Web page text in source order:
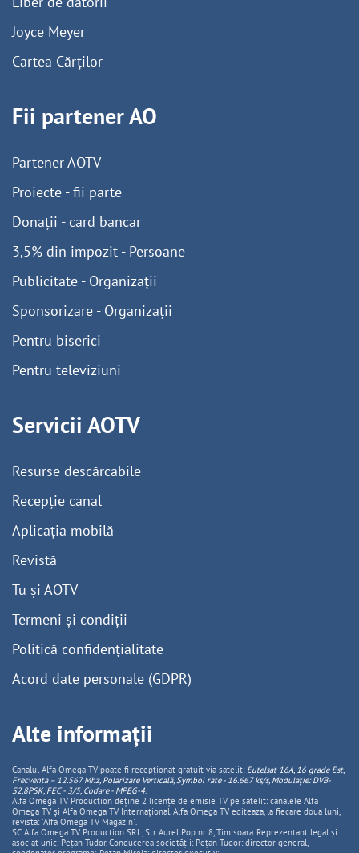
Joyce Meyer
Cartea Cărților
Fii partener AO
Partener AOTV
Proiecte - fii parte
Donații - card bancar
3,5% din impozit - Persoane
Publicitate - Organizații
Sponsorizare - Organizații
Pentru biserici
Pentru televiziuni
Servicii AOTV
Resurse descărcabile
Recepție canal
Aplicația mobilă
Revistă
Tu și AOTV
Termeni și condiții
Politică confidențialitate
Acord date personale (GDPR)
Alte informații
Canalul Alfa Omega TV poate fi recepționat gratuit via satelit: Eutelsat 16A, 16 grade Est,
Frecventa – 12.567 Mhz, PolarizareVerticală, Symbol rate - 16.667 ks/s, Modulație: DVB-
S2,8PSK, FEC - 3/5, Codare - MPEG-4.
Alfa Omega TV Production deține 2 licențe de emisie TV pe satelit: canalele Alfa
Omega TV și Alfa Omega TV Internațional. Alfa Omega TV editeaza, la fiecare doua luni,
revista: "Alfa Omega TV Magazin".
SC Alfa Omega TV Production SRL, Str Aurel Pop nr. 8, Timisoara. Reprezentant legal și
asociat unic: Pețan Tudor. Conducerea societății: Pețan Tudor: director general,